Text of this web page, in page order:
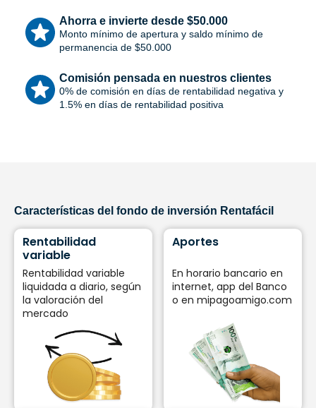
Ahorra e invierte desde $50.000
Monto mínimo de apertura y saldo mínimo de
permanencia de $50.000
Comisión pensada en nuestros clientes
0% de comisión en días de rentabilidad negativa y
1.5% en días de rentabilidad positiva
Características del fondo de inversión Rentafácil
Rentabilidad
variable
Rentabilidad variable
liquidada a diario, según
la valoración del
mercado
Aportes
En horario bancario en
internet, app del Banco
o en mipagoamigo.com